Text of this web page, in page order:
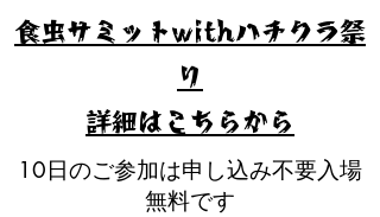
10日のご参加は申し込み不要入場
無料です
食虫サミットwithハチクラ祭
り
​詳細はこちらから